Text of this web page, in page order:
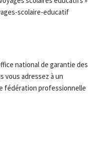
scolaire-educatif
national de garantie des
vous adressez à un
fédération professionnelle